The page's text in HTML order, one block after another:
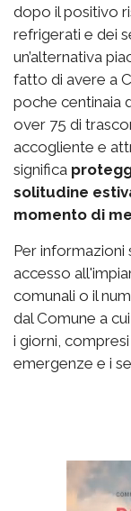
dopo il positivo
refrigerati e dei
un’alternativa
fatto di avere a
poche centinaia
over 75 di
accogliente e
significa
solitudine
momento di
Per informazioni
accesso
comunali o il
dal Comune a
i giorni,
emergenze e i